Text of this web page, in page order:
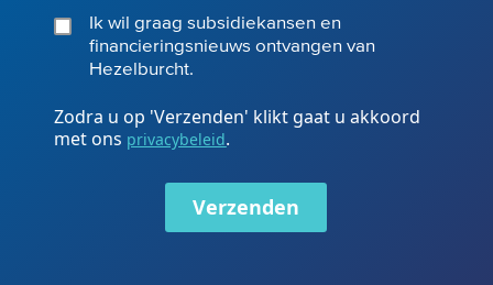
Ik wil graag subsidiekansen en
financieringsnieuws ontvangen van
Hezelburcht.
Zodra u op 'Verzenden' klikt gaat u akkoord
met ons privacybeleid.
Verzenden